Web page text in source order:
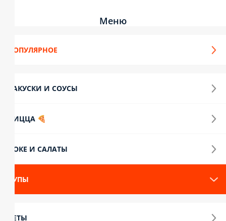
Меню
И СОУСЫ
🍕
И САЛАТЫ